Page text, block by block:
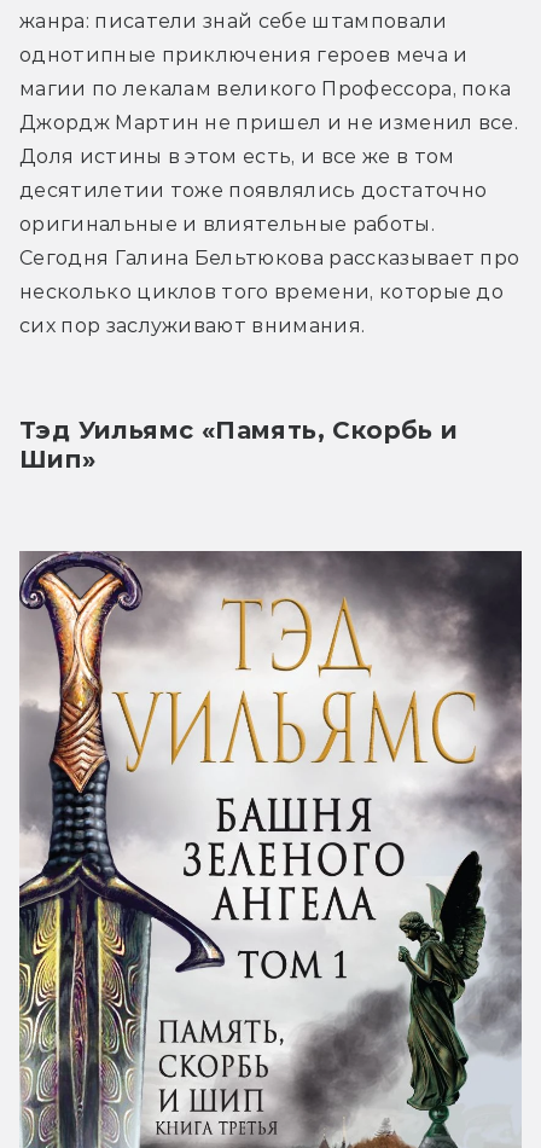
жанра: писатели знай себе штамповали
однотипные приключения героев меча и
магии по лекалам великого Профессора, пока
Джордж Мартин не пришел и не изменил все.
Доля истины в этом есть, и все же в том
десятилетии тоже появлялись достаточно
оригинальные и влиятельные работы.
Сегодня Галина Бельтюкова рассказывает про
несколько циклов того времени, которые до
сих пор заслуживают внимания.
Тэд Уильямс «Память, Скорбь и
Шип»